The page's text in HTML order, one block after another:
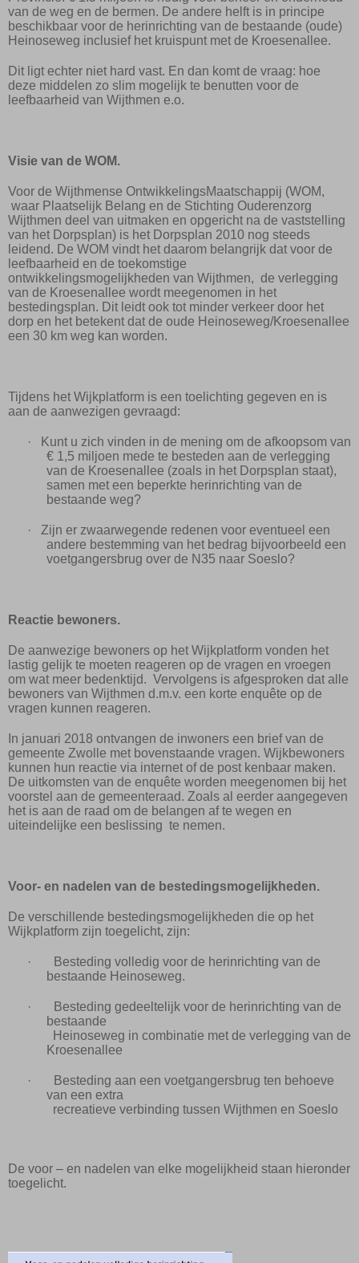
van de weg en de bermen. De andere helft is in principe
beschikbaar voor de herinrichting van de bestaande (oude)
Heinoseweg inclusief het kruispunt met de Kroesenallee.
Dit ligt echter niet hard vast. En dan komt de vraag: hoe
deze middelen zo slim mogelijk te benutten voor de
leefbaarheid van Wijthmen e.o.
Visie van de WOM.
Voor de Wijthmense OntwikkelingsMaatschappij (WOM,
waar Plaatselijk Belang en de Stichting Ouderenzorg
Wijthmen deel van uitmaken en opgericht na de vaststelling
van het Dorpsplan) is het Dorpsplan 2010 nog steeds
leidend. De WOM vindt het daarom belangrijk dat voor de
leefbaarheid en de toekomstige
ontwikkelingsmogelijkheden van Wijthmen, de verlegging
van de Kroesenallee wordt meegenomen in het
bestedingsplan. Dit leidt ook tot minder verkeer door het
dorp en het betekent dat de oude Heinoseweg/Kroesenallee
een 30 km weg kan worden.
Tijdens het Wijkplatform is een toelichting gegeven en is
aan de aanwezigen gevraagd:
·
Kunt u zich vinden in de mening om de afkoopsom van
€ 1,5 miljoen mede te besteden aan de verlegging
van de Kroesenallee (zoals in het Dorpsplan staat),
samen met een beperkte herinrichting van de
bestaande weg?
·
Zijn er zwaarwegende redenen voor eventueel een
andere bestemming van het bedrag bijvoorbeeld een
voetgangersbrug over de N35 naar Soeslo?
Reactie bewoners.
De aanwezige bewoners op het Wijkplatform vonden het
lastig gelijk te moeten reageren op de vragen en vroegen
om wat meer bedenktijd. Vervolgens is afgesproken dat alle
bewoners van Wijthmen d.m.v. een korte enquête op de
vragen kunnen reageren.
In januari 2018 ontvangen de inwoners een brief van de
gemeente Zwolle met bovenstaande vragen. Wijkbewoners
kunnen hun reactie via internet of de post kenbaar maken.
De uitkomsten van de enquête worden meegenomen bij het
voorstel aan de gemeenteraad. Zoals al eerder aangegeven
het is aan de raad om de belangen af te wegen en
uiteindelijke een beslissing te nemen.
Voor- en nadelen van de bestedingsmogelijkheden.
De verschillende bestedingsmogelijkheden die op het
Wijkplatform zijn toegelicht, zijn:
·
Besteding volledig voor de herinrichting van de
bestaande Heinoseweg.
·
Besteding gedeeltelijk voor de herinrichting van de
bestaande
Heinoseweg in combinatie met de verlegging van de
Kroesenallee
·
Besteding aan een voetgangersbrug ten behoeve
van een extra
recreatieve verbinding tussen Wijthmen en Soeslo
De voor – en nadelen van elke mogelijkheid staan hieronder
toegelicht.